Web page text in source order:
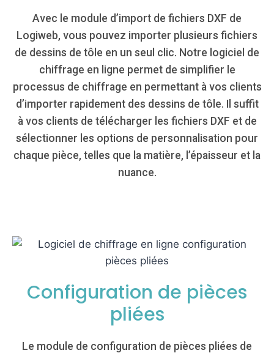
Avec le module d’import de fichiers DXF de
Logiweb, vous pouvez importer plusieurs fichiers
de dessins de tôle en un seul clic. Notre logiciel de
chiffrage en ligne permet de simplifier le
processus de chiffrage en permettant à vos clients
d’importer rapidement des dessins de tôle. Il suffit
à vos clients de télécharger les fichiers DXF et de
sélectionner les options de personnalisation pour
chaque pièce, telles que la matière, l’épaisseur et la
nuance.
Configuration de pièces
pliées
Le module de configuration de pièces pliées de